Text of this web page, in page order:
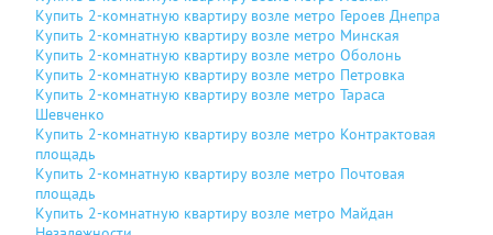
Купить 2-комнатную квартиру возле метро Героев Днепра
Купить 2-комнатную квартиру возле метро Минская
Купить 2-комнатную квартиру возле метро Оболонь
Купить 2-комнатную квартиру возле метро Петровка
Купить 2-комнатную квартиру возле метро Тараса
Шевченко
Купить 2-комнатную квартиру возле метро Контрактовая
площадь
Купить 2-комнатную квартиру возле метро Почтовая
площадь
Купить 2-комнатную квартиру возле метро Майдан